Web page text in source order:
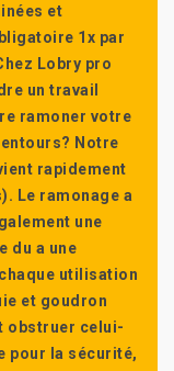
et
1x par
Lobry pro
un travail
ramoner votre
Notre
rapidement
Le ramonage a
une
du a une
utilisation
et goudron
obstruer celui-
pour la sécurité,